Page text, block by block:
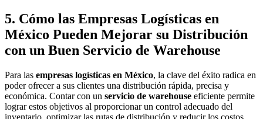
5. Cómo las Empresas Logísticas en
México Pueden Mejorar su Distribución
con un Buen Servicio de Warehouse
Para las empresas logísticas en México, la clave del éxito radica en
poder ofrecer a sus clientes una distribución rápida, precisa y
económica. Contar con un servicio de warehouse eficiente permite
lograr estos objetivos al proporcionar un control adecuado del
inventario, optimizar las rutas de distribución y reducir los costos